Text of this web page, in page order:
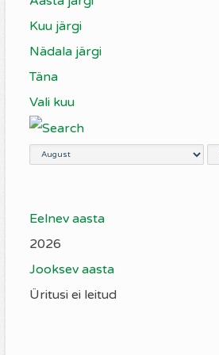
Kuu järgi
Nädala järgi
Täna
Vali kuu
Eelnev aasta
2026
Jooksev aasta
Üritusi ei leitud